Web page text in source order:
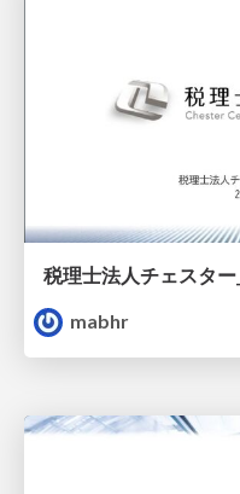
税理士法人チェスタ
mabhr